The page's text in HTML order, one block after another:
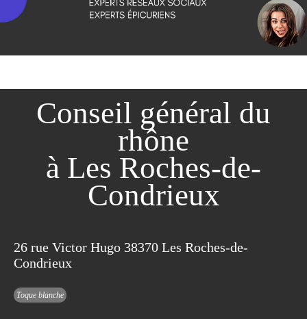
Conseil général du
rhône
à Les Roches-de-
Condrieux
26 rue Victor Hugo 38370 Les Roches-de-
Condrieux
Toque blanche